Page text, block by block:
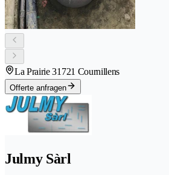
La Prairie 31721 Cournillens
Offerte anfragen
Julmy Sàrl